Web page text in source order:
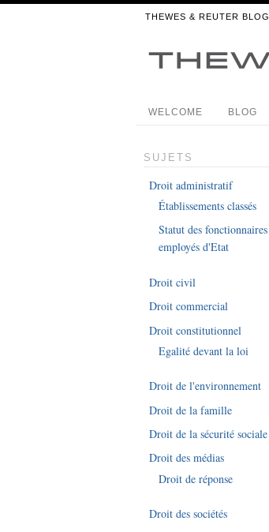
THEWES & REUTER BLOG
WELCOME BLOG
SUJETS
Droit administratif
Établissements classés
Statut des
employés d'Etat
Droit civil
Droit commercial
Droit constitutionnel
Egalité devant la loi
Droit de l'environnement
Droit de la famille
Droit de la sécurité sociale
Droit des médias
Droit de réponse
Droit des sociétés